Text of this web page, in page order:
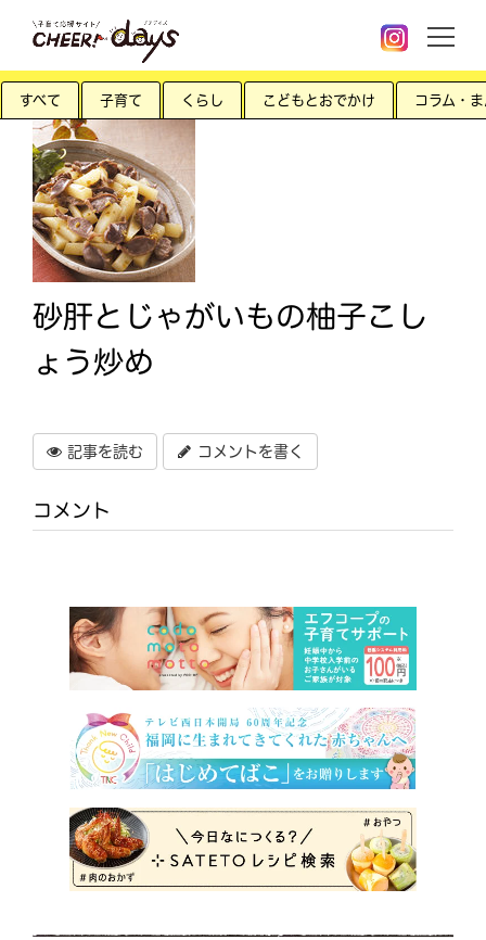
すべて 子育て くらし こどもとおでかけ コラム・
砂肝とじゃがいもの柚子こし
ょう炒め
記事を読む コメントを書く
コメント